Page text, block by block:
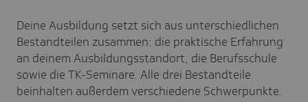
Deine Ausbildung setzt sich aus unterschiedlichen
Bestandteilen zusammen: die praktische Erfahrung
an deinem Ausbildungsstandort, die Berufsschule
sowie die TK-Seminare. Alle drei Bestandteile
beinhalten außerdem verschiedene Schwerpunkte.